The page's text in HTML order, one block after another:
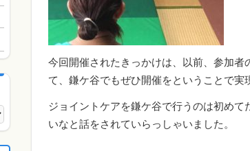
今回開催されたきっかけは、以前、参加
て、鎌ケ谷でもぜひ開催をということで実
ジョイントケアを鎌ケ谷で行うのは初め
いなと話をされていらっしゃいました。